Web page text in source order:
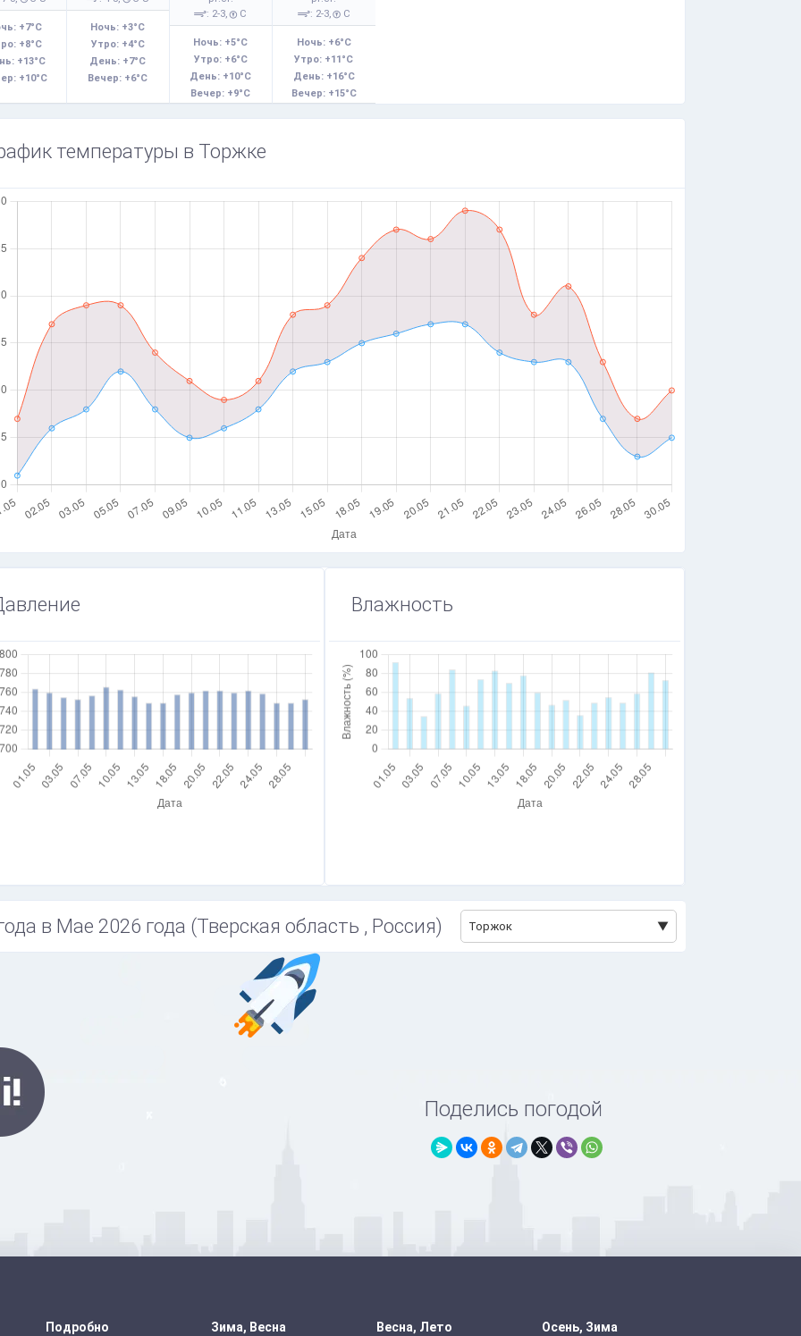
+7°C
+8°C
+13°C
+10°C
Ночь: +3°C
Утро: +4°C
День: +7°C
Вечер: +6°C
: 2-3,
С
Ночь: +5°C
Утро: +6°C
День: +10°C
Вечер: +9°C
: 2-3, С
Ночь: +6°C
Утро: +11°C
День: +16°C
Вечер: +15°C
температуры в Торжке
Влажность
в Мае 2026 года (Тверская область , Россия) Торжок
Поделись погодой
Подробно Зима, Весна Весна, Лето Осень, Зима